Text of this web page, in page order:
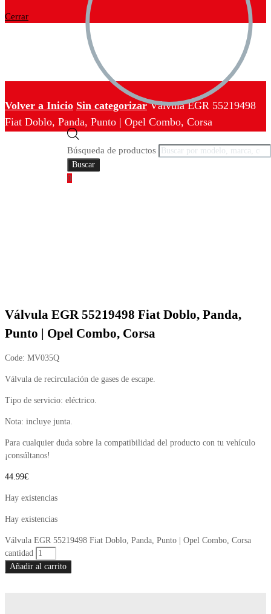
Cerrar
Búsqueda de productos
Buscar
0
Volver a Inicio Sin categorizar Válvula EGR 55219498
Fiat Doblo, Panda, Punto | Opel Combo, Corsa
Válvula EGR 55219498 Fiat Doblo, Panda,
Punto | Opel Combo, Corsa
Code: MV035Q
Válvula de recirculación de gases de escape.
Tipo de servicio: eléctrico.
Nota: incluye junta.
Para cualquier duda sobre la compatibilidad del producto con tu vehículo
¡consúltanos!
44.99€
Hay existencias
Hay existencias
Válvula EGR 55219498 Fiat Doblo, Panda, Punto | Opel Combo, Corsa
cantidad
Añadir al carrito